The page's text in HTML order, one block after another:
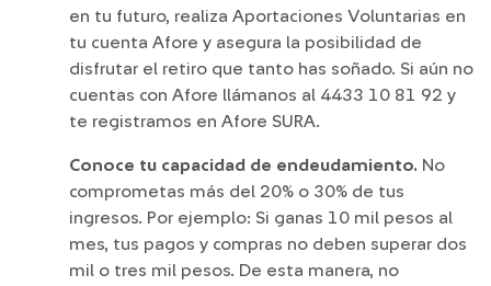
en tu futuro, realiza Aportaciones Voluntarias en
tu cuenta Afore y asegura la posibilidad de
disfrutar el retiro que tanto has soñado. Si aún no
cuentas con Afore llámanos al 4433 10 81 92 y
te registramos en Afore SURA.
Conoce tu capacidad de endeudamiento. No
comprometas más del 20% o 30% de tus
ingresos. Por ejemplo: Si ganas 10 mil pesos al
mes, tus pagos y compras no deben superar dos
mil o tres mil pesos. De esta manera, no